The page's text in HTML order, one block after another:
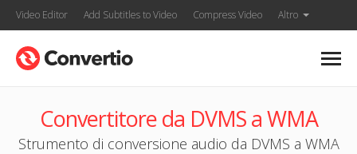
Video Editor Add Subtitles to Video Compress Video Altro
Convertitore da DVMS a WMA
Strumento di conversione audio da DVMS a WMA